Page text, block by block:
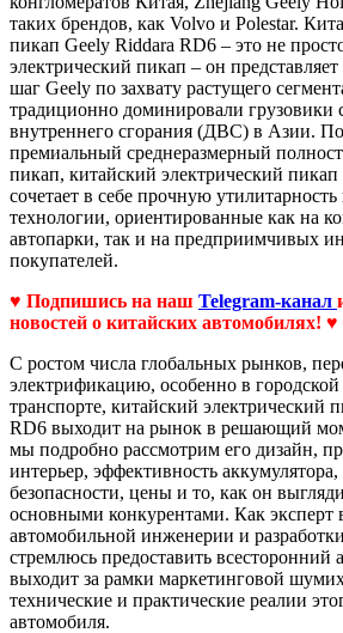
таких брендов, как Volvo и Polestar.
пикап Geely Riddara RD6 – это не
электрический пикап – он
шаг Geely по захвату растущего
традиционно доминировали грузовики
внутреннего сгорания (ДВС) в Азии.
премиальный среднеразмерный
пикап, китайский электрический
сочетает в себе прочную
технологии, ориентированные как на
автопарки, так и на предприимчивых
покупателей.
♥ Подпишись на наш Telegram-канал
новостей о китайских автомобилях! ♥
С ростом числа глобальных рынков,
электрификацию, особенно в
транспорте, китайский электрический
RD6 выходит на рынок в решающий
мы подробно рассмотрим его дизайн,
интерьер, эффективность
безопасности, цены и то, как он
основными конкурентами. Как эксперт
автомобильной инженерии и
стремлюсь предоставить всесторонний
выходит за рамки маркетинговой
технические и практические реалии
автомобиля.